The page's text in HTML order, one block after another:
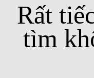
Rất
tìm